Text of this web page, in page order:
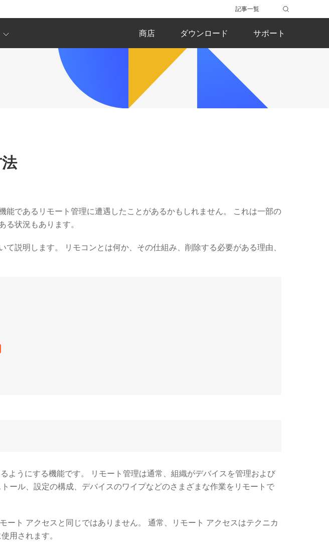
記事一覧
商店 ダウンロード サポート
であるリモート管理に遭遇したことがあるかもしれません。 これは一部の
状況もあります。
説明します。 リモコンとは何か、その仕組み、削除する必要がある理由、
ようにする機能です。 リモート管理は通常、組織がデバイスを管理および
ール、設定の構成、デバイスのワイプなどのさまざまな作業をリモートで
ト アクセスと同じではありません。 通常、リモート アクセスはテクニカ
用されます。